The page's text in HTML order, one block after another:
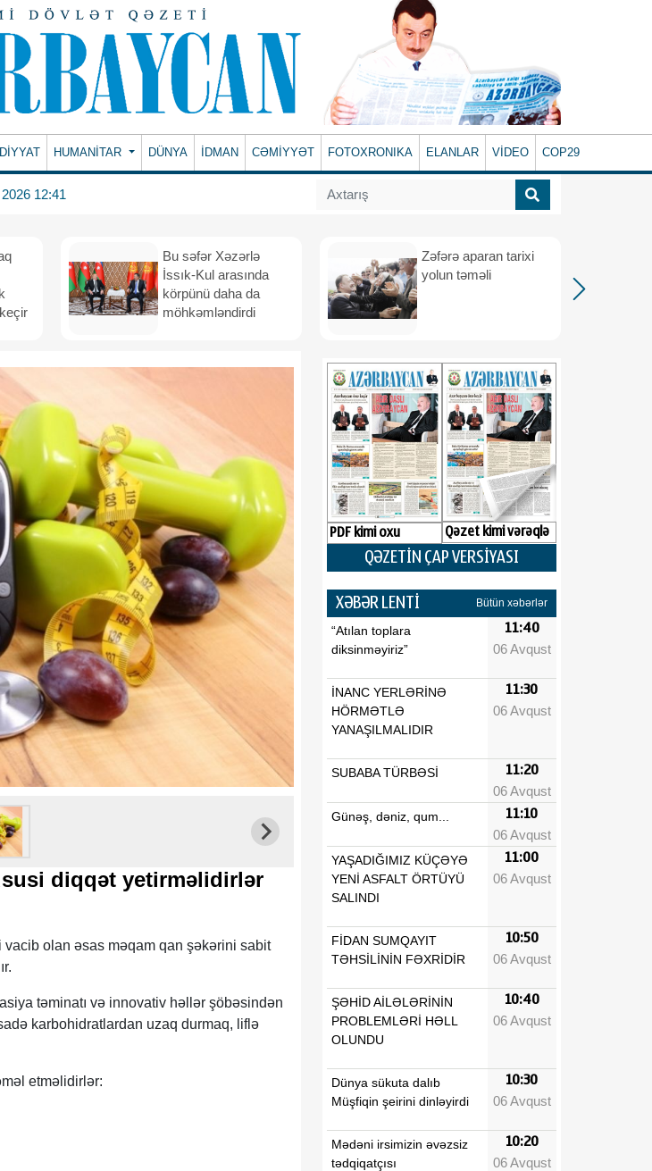
HUMANITAR DÜNYA İDMAN CƏMİYYƏT FOTOXRONIKA ELANLAR VİDEO COP29
12:41
Bu səfər Xəzərlə
İssık-Kul arasında
körpünü daha da
möhkəmləndirdi
Zəfərə aparan tarixi
yolun təməli
diqqət yetirməlidirlər
olan əsas məqam qan şəkərini sabit
təminatı və innovativ həllər şöbəsindən
karbohidratlardan uzaq durmaq, liflə
etməlidirlər:
PDF kimi oxu Qəzet kimi vərəqlə
QƏZETİN ÇAP VERSİYASI
XƏBƏR LENTİ Bütün xəbərlər
“Atılan toplara
diksinməyiriz”
11:40
06 Avqust
İNANC YERLƏRİNƏ
HÖRMƏTLƏ
YANAŞILMALIDIR
11:30
06 Avqust
SUBABA TÜRBƏSİ 11:20
06 Avqust
Günəş, dəniz, qum... 11:10
06 Avqust
YAŞADIĞIMIZ KÜÇƏYƏ
YENİ ASFALT ÖRTÜYÜ
SALINDI
11:00
06 Avqust
FİDAN SUMQAYIT
TƏHSİLİNİN FƏXRİDİR
10:50
06 Avqust
ŞƏHİD AİLƏLƏRİNİN
PROBLEMLƏRİ HƏLL
OLUNDU
10:40
06 Avqust
Dünya sükuta dalıb
Müşfiqin şeirini dinləyirdi
10:30
06 Avqust
Mədəni irsimizin əvəzsiz
tədqiqatçısı
10:20
06 Avqust